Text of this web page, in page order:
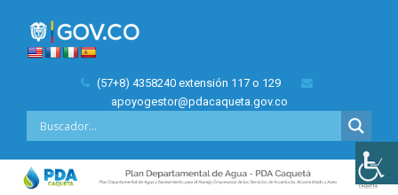
(57+8) 4358240 extensión 117 o 129
apoyogestor@pdacaqueta.gov.co